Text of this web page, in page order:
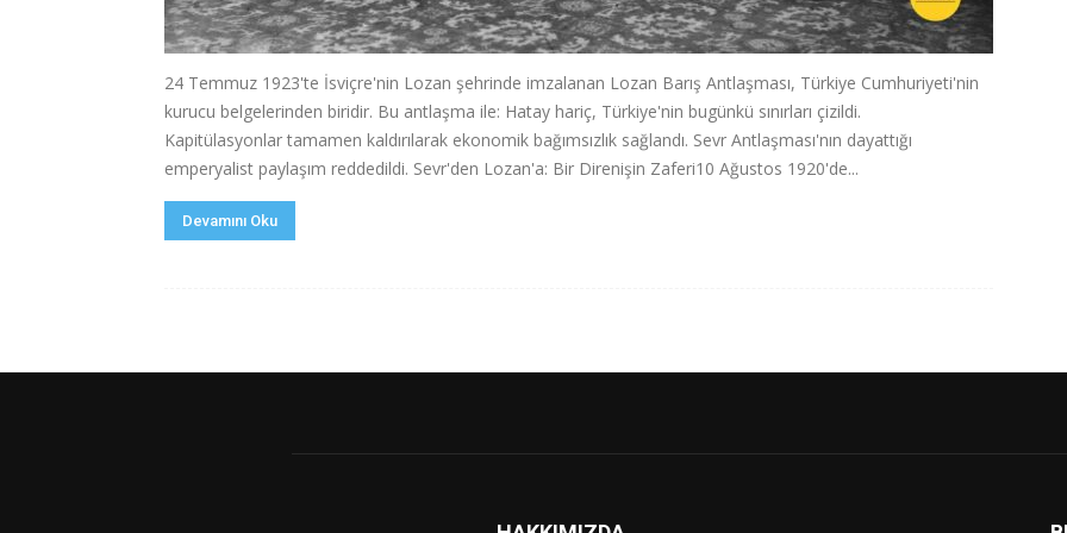
24 Temmuz 1923'te İsviçre'nin Lozan şehrinde imzalanan Lozan Barış Antlaşması, Türkiye Cumhuriyeti'nin
kurucu belgelerinden biridir. Bu antlaşma ile: Hatay hariç, Türkiye'nin bugünkü sınırları çizildi.
Kapitülasyonlar tamamen kaldırılarak ekonomik bağımsızlık sağlandı. Sevr Antlaşması'nın dayattığı
emperyalist paylaşım reddedildi. Sevr'den Lozan'a: Bir Direnişin Zaferi10 Ağustos 1920'de...
Devamını Oku